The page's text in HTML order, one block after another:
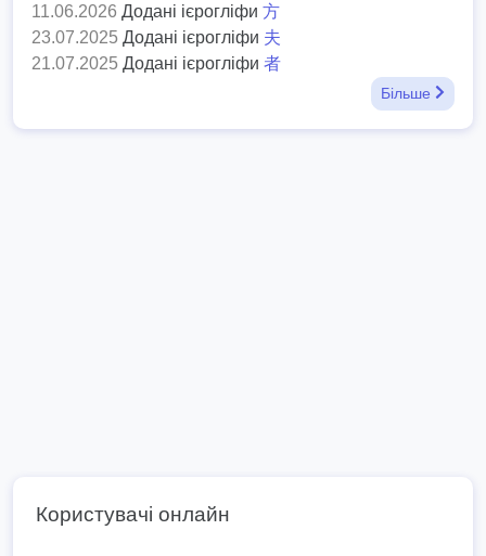
11.06.2026 Додані ієрогліфи 方
23.07.2025 Додані ієрогліфи 夫
21.07.2025 Додані ієрогліфи 者
Більше
Користувачі онлайн